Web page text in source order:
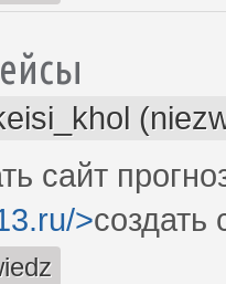
сайт
>создать